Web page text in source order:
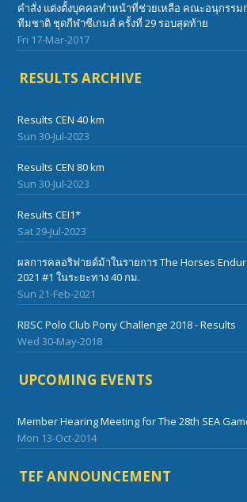
คำสั่ง แต่งตั้งบุคคลทำหน้าที่ช่วยเหลือ คณะอนุกรรม
ทีมชาติ ชุดกีฬาซีเกมส์ ครั้งที่ 29 รอบสุดท้าย
Fri 17-Mar-2017
RESULTS ARCHIVE
Results CEN 40 km
Sun 30-Jul-2023
Results CEN 80 km
Sun 30-Jul-2023
Results CEI1*
Sat 29-Jul-2023
ผลการคลอริฟายด์ม้าในรายการ The Horses
2021 #1 ในระยะทาง 40 กม.
Sun 21-Feb-2021
RBSC Polo Club Pony Challenge 2018 - Results
Wed 30-May-2018
UPCOMING EVENTS
Member Hearing Meeting for The 28th SEA
Mon 13-Oct-2014
TEF ANNOUNCEMENT